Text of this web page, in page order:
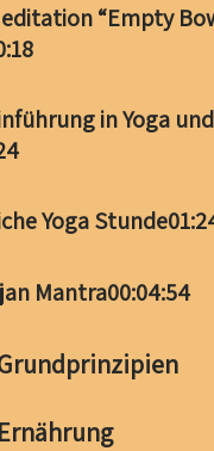
“Empty
in Yoga und
Yoga Stunde
Mantra00:04:54